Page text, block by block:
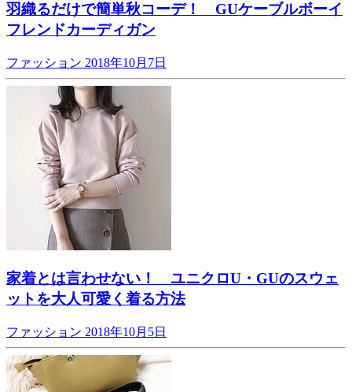
羽織るだけで簡単秋コーデ！ GUケーブルボーイ
フレンドカーディガン
ファッション 2018年10月7日
家着とは言わせない！ ユニクロU・GUのスウェ
ットを大人可愛く着る方法
ファッション 2018年10月5日